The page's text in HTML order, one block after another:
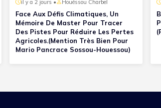
il y a 2 jours • Houéssou Charbel
Face Aux Défis Climatiques, Un
Mémoire De Master Pour Tracer
Des Pistes Pour Réduire Les Pertes
Agricoles.(Mention Très Bien Pour
Mario Pancrace Sossou-Houessou)